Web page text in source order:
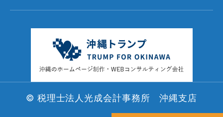
© 税理士法人光成会計事務所 沖縄支店